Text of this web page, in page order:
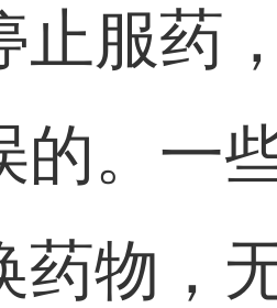
止服药
的。一
药物，